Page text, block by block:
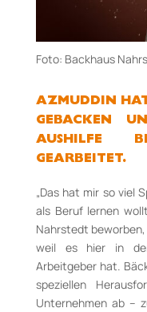
Foto: Backhaus
AZMUDDIN
GEBACKEN
AUSHILFE
GEARBEITET.
„Das hat mir so viel
als Beruf lernen
Nahrstedt beworben,
weil es hier in
Arbeitgeber hat.
speziellen
Unternehmen ab –